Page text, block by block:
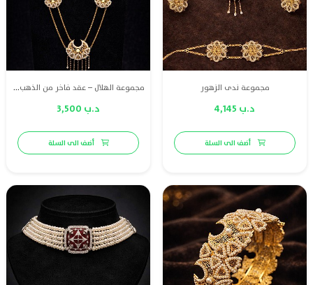
مجموعة ندى الزهور
د.ب 4,145
أضف الى السلة
مجموعة الهلال – عقد فاخر من الذهب عيار 21 مرصّع بلؤلؤ طبيعي بحريني، يجمع بين الأناقة والرقي في تصميم مستوحى من جمال الطبيعة
د.ب 3,500
أضف الى السلة